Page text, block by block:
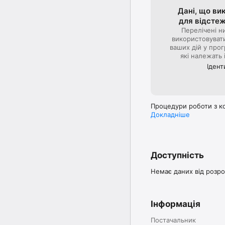
Дані, що
для
Перелічені
ваших дій у
які
Процедури роботи з
Докладніше
Доступність
Немає даних від
Інформація
Постачальник